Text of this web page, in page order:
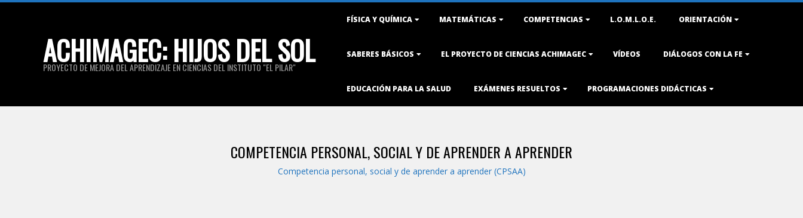
ACHIMAGEC: HIJOS DEL SOL
PROYECTO DE MEJORA DEL APRENDIZAJE EN CIENCIAS DEL INSTITUTO "EL PILAR"
FÍSICA Y QUÍMICA MATEMÁTICAS COMPETENCIAS L.O.M.L.O.E. ORIENTACIÓN
SABERES BÁSICOS EL PROYECTO DE CIENCIAS ACHIMAGEC VÍDEOS DIÁLOGOS CON LA FE
EDUCACIÓN PARA LA SALUD EXÁMENES RESUELTOS PROGRAMACIONES DIDÁCTICAS
COMPETENCIA PERSONAL, SOCIAL Y DE APRENDER A APRENDER
Competencia personal, social y de aprender a aprender (CPSAA)